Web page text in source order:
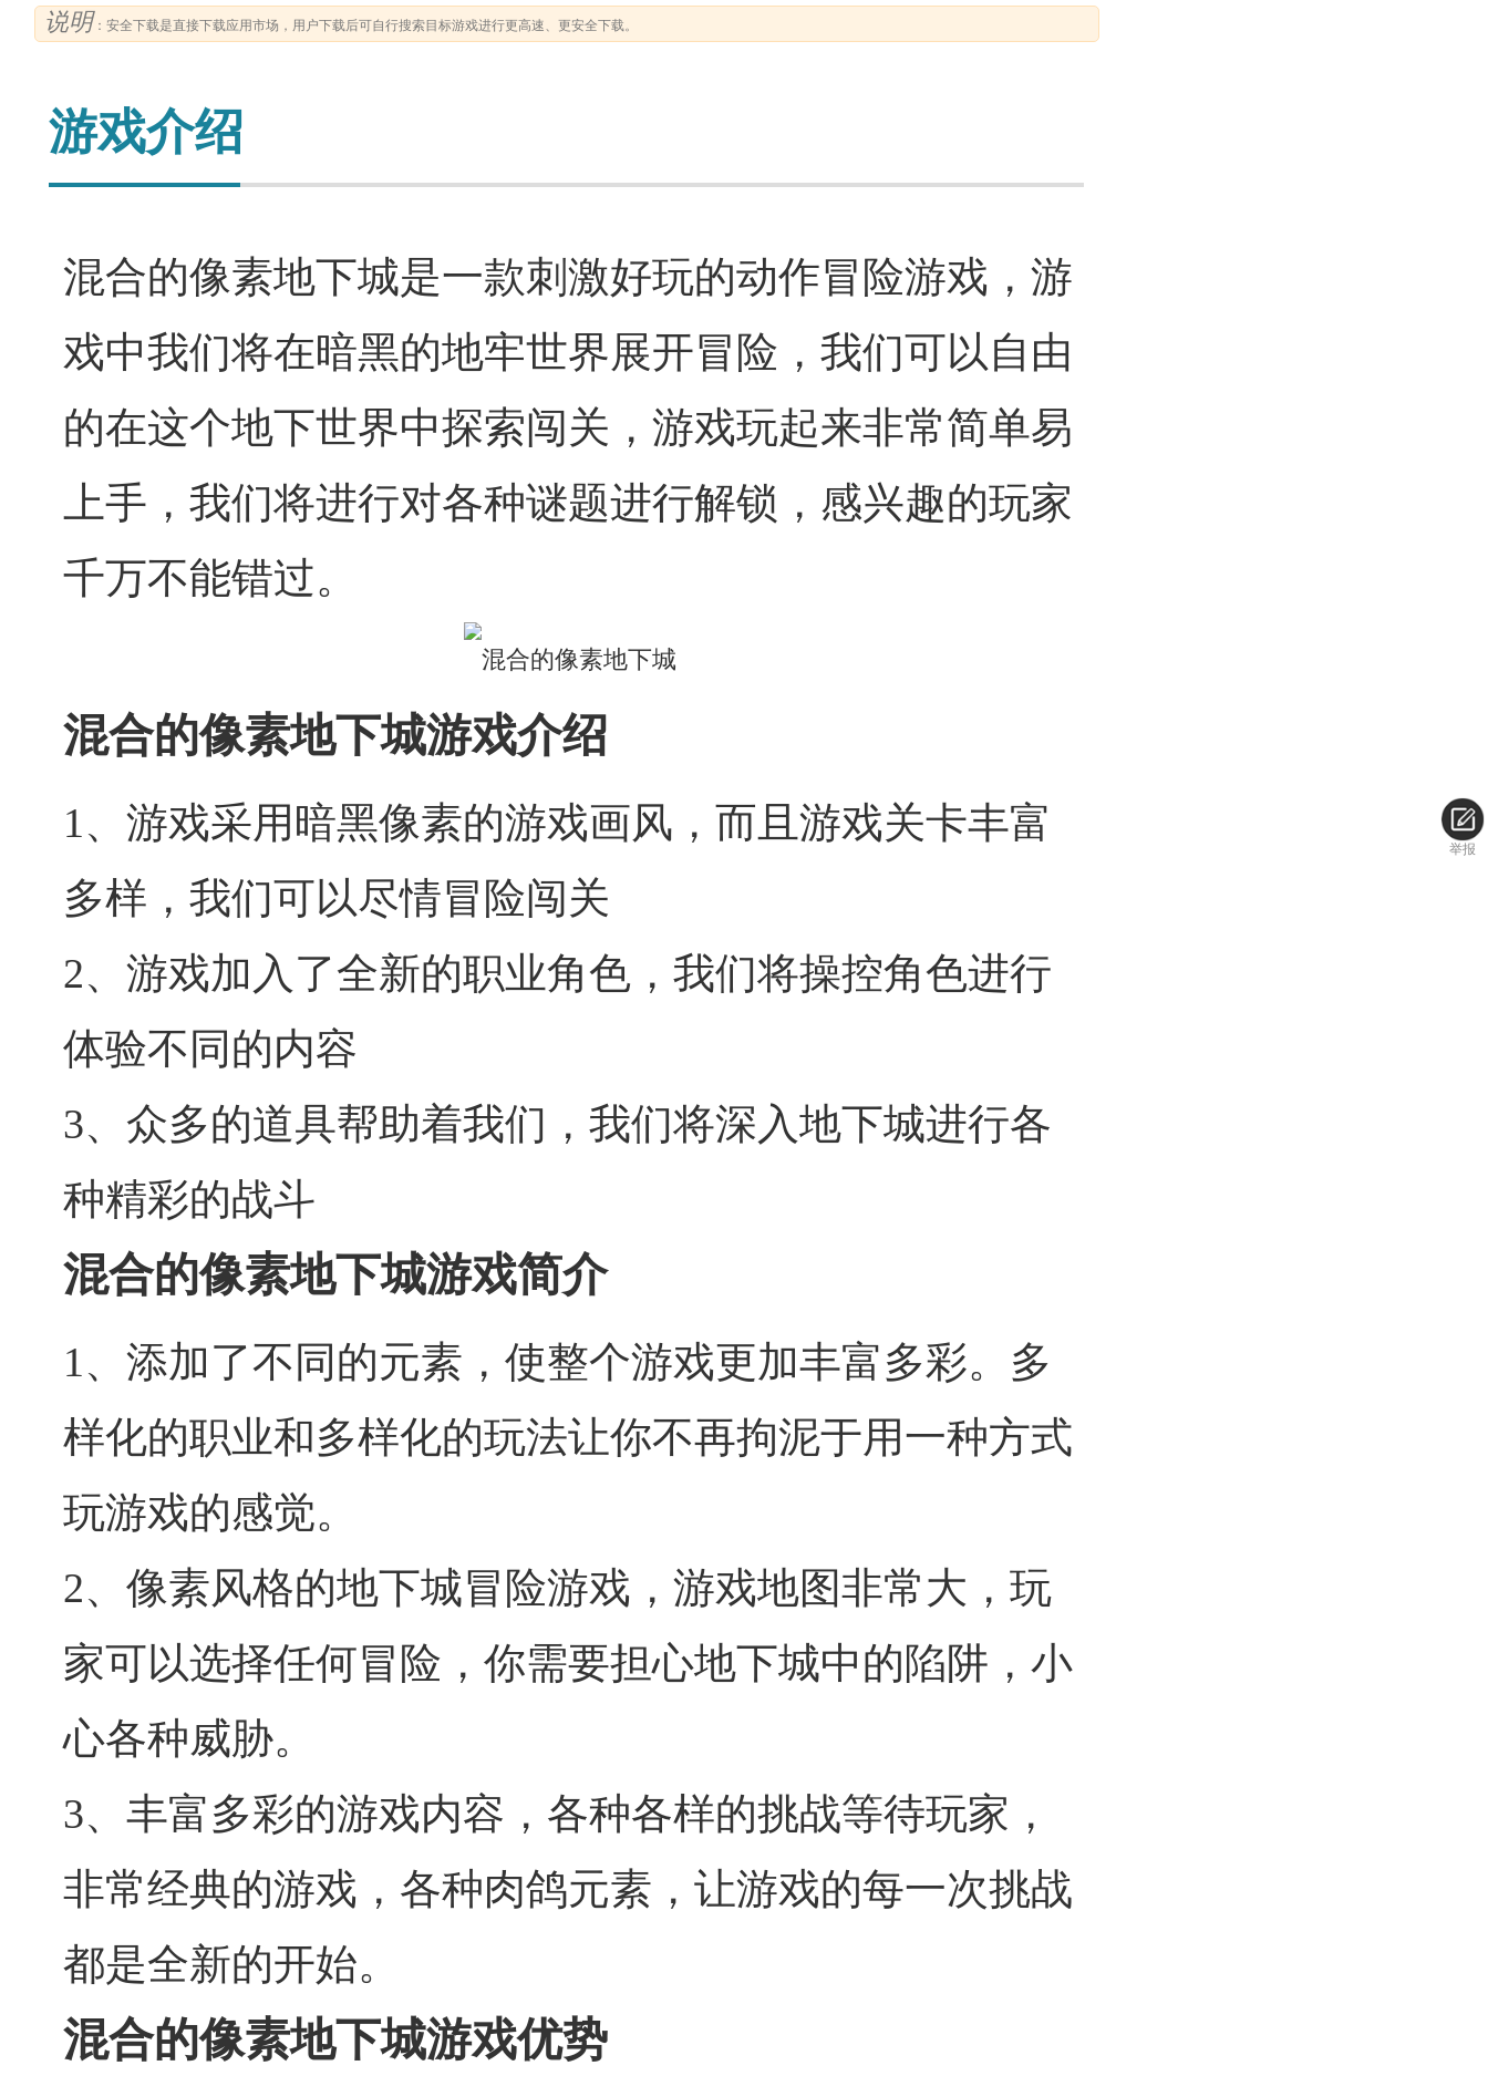
说明：安全下载是直接下载应用市场，用户下载后可自行搜索目标游戏进行更高速、更安全下载。
游戏介绍
混合的像素地下城是一款刺激好玩的动作冒险游戏，游
戏中我们将在暗黑的地牢世界展开冒险，我们可以自由
的在这个地下世界中探索闯关，游戏玩起来非常简单易
上手，我们将进行对各种谜题进行解锁，感兴趣的玩家
千万不能错过。
混合的像素地下城游戏介绍
1、游戏采用暗黑像素的游戏画风，而且游戏关卡丰富
多样，我们可以尽情冒险闯关
2、游戏加入了全新的职业角色，我们将操控角色进行
体验不同的内容
3、众多的道具帮助着我们，我们将深入地下城进行各
种精彩的战斗
混合的像素地下城游戏简介
1、添加了不同的元素，使整个游戏更加丰富多彩。多
样化的职业和多样化的玩法让你不再拘泥于用一种方式
玩游戏的感觉。
2、像素风格的地下城冒险游戏，游戏地图非常大，玩
家可以选择任何冒险，你需要担心地下城中的陷阱，小
心各种威胁。
3、丰富多彩的游戏内容，各种各样的挑战等待玩家，
非常经典的游戏，各种肉鸽元素，让游戏的每一次挑战
都是全新的开始。
混合的像素地下城游戏优势
举报